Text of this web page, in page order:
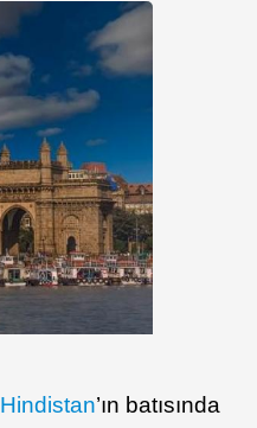
Hindistan’ın batısında